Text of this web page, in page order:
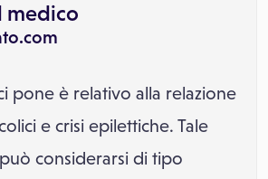
medico
pone è relativo alla relazione
e crisi epilettiche. Tale
considerarsi di tipo